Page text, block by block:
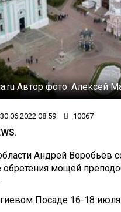
Автор фото:Алексей
30.06.2022 08:59 10067
Андрей Воробьёв
мощей
Посаде 16-18 июля.